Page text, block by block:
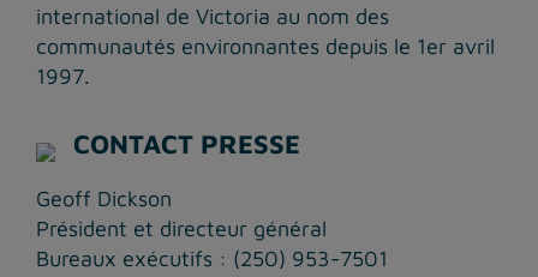
international de Victoria au nom des
communautés environnantes depuis le 1er avril
1997.
CONTACT PRESSE
Geoff Dickson
Président et directeur général
Bureaux exécutifs : (250) 953-7501